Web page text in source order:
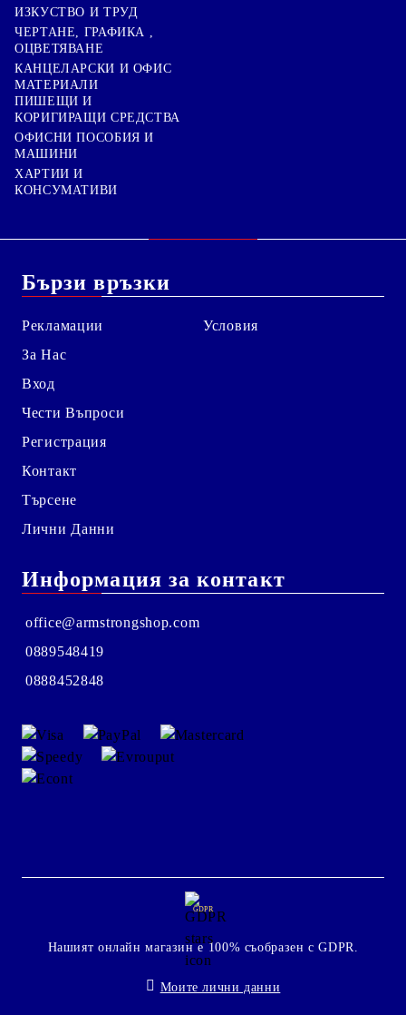
ИЗКУСТВО И ТРУД
ЧЕРТАНЕ, ГРАФИКА ,
ОЦВЕТЯВАНЕ
КАНЦЕЛАРСКИ И ОФИС
МАТЕРИАЛИ
ПИШЕЩИ И
КОРИГИРАЩИ СРЕДСТВА
ОФИСНИ ПОСОБИЯ И
МАШИНИ
ХАРТИИ И
КОНСУМАТИВИ
Бързи връзки
Рекламации
За Нас
Вход
Чести Въпроси
Регистрация
Контакт
Търсене
Лични Данни
Условия
Информация за контакт
office@armstrongshop.com
0889548419
0888452848
GDPR
Нашият онлайн магазин е 100% съобразен с GDPR.
Моите лични данни